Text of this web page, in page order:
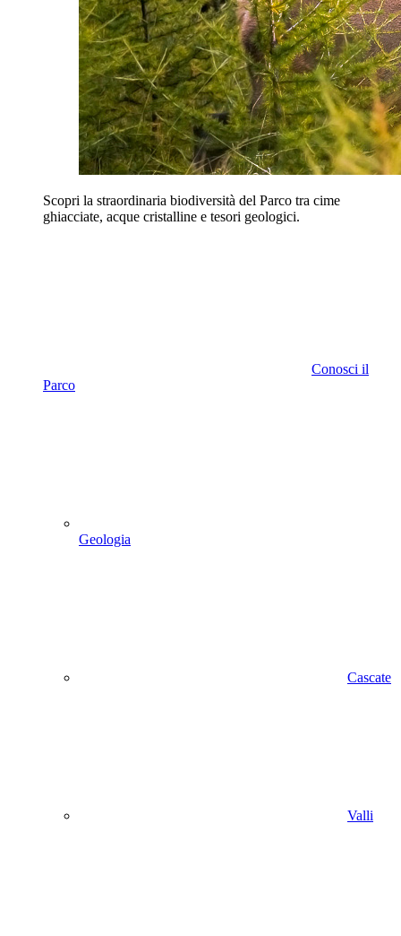
Scopri la straordinaria biodiversità del Parco tra cime
ghiacciate, acque cristalline e tesori geologici.
Conosci il
Parco
Geologia
Cascate
Valli